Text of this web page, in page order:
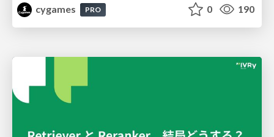
cygames
PRO 0 190